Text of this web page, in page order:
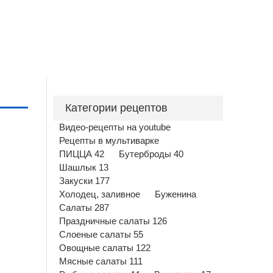
Категории рецептов
Видео-рецепты на youtube
Рецепты в мультиварке
ПИЦЦА 42
Бутерброды 40
Шашлык 13
Закуски 177
Холодец, заливное
Буженина
Салаты 287
Праздничные салаты 126
Слоеные салаты 55
Овощные салаты 122
Мясные салаты 111